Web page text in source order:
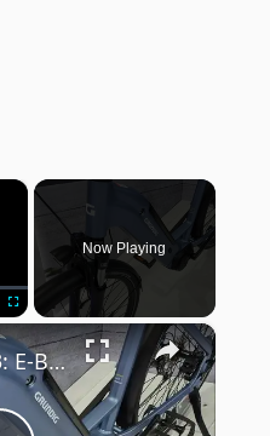
×
Now Playing
×
Eurobike 2023: E-Bike Grundig GCB-1